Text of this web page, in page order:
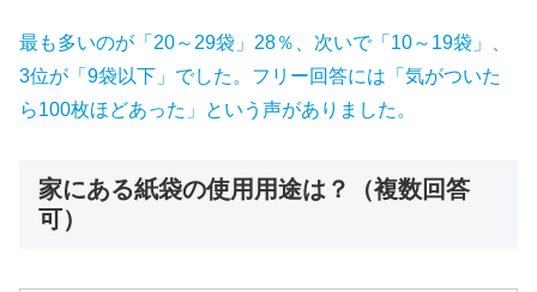
最も多いのが「20～29袋」28％、次いで「10～19袋」、
3位が「9袋以下」でした。フリー回答には「気がついた
ら100枚ほどあった」という声がありました。
家にある紙袋の使用用途は？（複数回答
可）